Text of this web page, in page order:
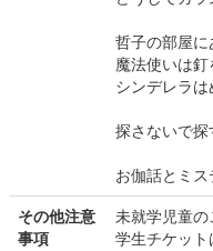
哲子の部屋に
魔法使いは釘
シンデレラは
探さないで探
お伽話とミス
その他注意
事項
未就学児童の
学生チケッ